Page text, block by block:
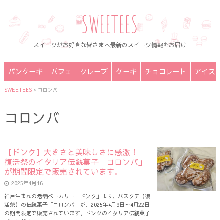
SWEETEES
スイーツがお好きな皆さまへ最新のスイーツ情報をお届け
パンケーキ パフェ クレープ ケーキ チョコレート アイス
SWEETEES> コロンバ
コロンバ
【ドンク】大きさと美味しさに感激！
復活祭のイタリア伝統菓子「コロンバ」
が期間限定で販売されています。
2025年4月16日
神戸生まれの老舗ベーカリー「ドンク」より、パスクア（復
活祭）の伝統菓子「コロンバ」が、2025年4月9日～4月22日
の期間限定で販売されています。ドンクのイタリア伝統菓子